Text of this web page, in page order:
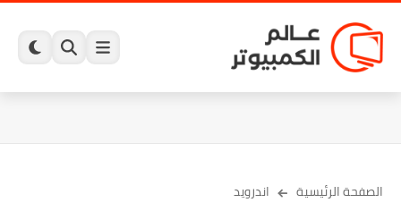
الصفحة الرئيسية اندرويد